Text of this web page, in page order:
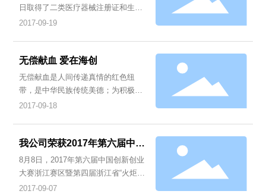
得二类医疗器械注册证和生产
许可证
日取得了二类医疗器械注册证和生产
许可证，这预示着 “固定器”即将上
2017-09-19
无偿献血 爱在海创
无偿献血是人间传递真情的红色纽
带，是中华民族传统美德；为积极响
应无偿献血的号召，2017年09月14日
2017-09-18
我公司荣获2017年第六届中国
创新创业大赛浙江赛区暨第四
届浙江省“火炬杯”创新创业大
赛生物医药领域成长组第四名
8月8日，2017年第六届中国创新创业
大赛浙江赛区暨第四届浙江省“火炬杯”
创新创业大赛生物医药行业总决赛在
2017-09-07